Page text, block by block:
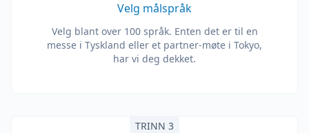
Velg målspråk
Velg blant over 100 språk. Enten det er til en
messe i Tyskland eller et partner-møte i Tokyo,
har vi deg dekket.
TRINN 3